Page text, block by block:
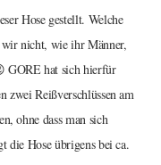
Hose gestellt. Welche
wir nicht, wie ihr Männer,
GORE hat sich hierfür
zwei Reißverschlüssen am
ohne dass man sich
die Hose übrigens bei ca.